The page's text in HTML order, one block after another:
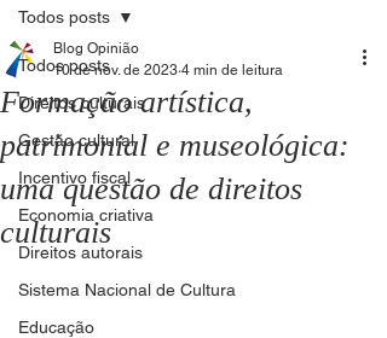
Todos posts
Direitos culturais
Gestão cultural
Incentivo fiscal
Economia criativa
Direitos autorais
Sistema Nacional de Cultura
Educação
Todos posts
Formação artística,
patrimonial e museológica:
uma questão de direitos
culturais
Blog Opinião
10 de nov. de 2023 4 min de leitura